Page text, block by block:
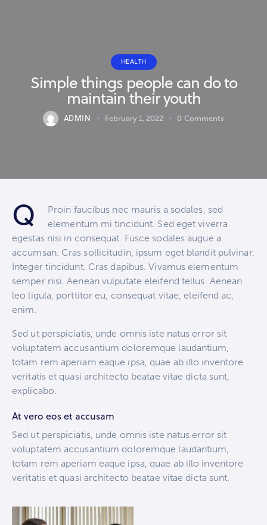
HEALTH
Simple things people can do to
maintain their youth
ADMIN February 1, 2022 0 Comments
Q
Proin faucibus nec mauris a sodales, sed
elementum mi tincidunt. Sed eget viverra
egestas nisi in consequat. Fusce sodales augue a
accumsan. Cras sollicitudin, ipsum eget blandit pulvinar.
Integer tincidunt. Cras dapibus. Vivamus elementum
semper nisi. Aenean vulputate eleifend tellus. Aenean
leo ligula, porttitor eu, consequat vitae, eleifend ac,
enim.
Sed ut perspiciatis, unde omnis iste natus error sit
voluptatem accusantium doloremque laudantium,
totam rem aperiam eaque ipsa, quae ab illo inventore
veritatis et quasi architecto beatae vitae dicta sunt,
explicabo.
At vero eos et accusam
Sed ut perspiciatis, unde omnis iste natus error sit
voluptatem accusantium doloremque laudantium,
totam rem aperiam eaque ipsa, quae ab illo inventore
veritatis et quasi architecto beatae vitae dicta sunt.